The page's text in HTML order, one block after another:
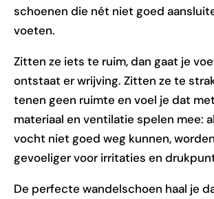
schoenen die nét niet goed
voeten.
Zitten ze iets te ruim, dan gaat je
ontstaat er wrijving. Zitten ze te
tenen geen ruimte en voel je dat
materiaal en ventilatie spelen mee:
vocht niet goed weg kunnen,
gevoeliger voor irritaties en
De perfecte wandelschoen haal je